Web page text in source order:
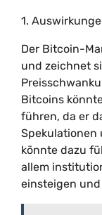
1.
Der Bitcoin-
und zeichnet
Bitcoins
führen, da er
Spekulationen
könnte dazu
allem
einsteigen